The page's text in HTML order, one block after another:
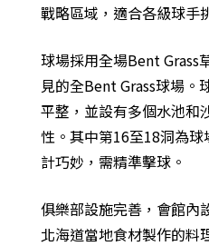
戰略區域，適合各級球手
球場採用全場Bent Grass
見的全Bent Grass球場。
平整，並設有多個水池和
性。 其中第16至18洞為球
計巧妙，需精準擊球。
俱樂部設施完善，會館內
北海道當地食材製作的料